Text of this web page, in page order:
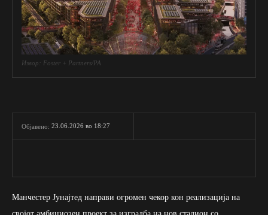
Извор: Foster + Partners/PA
Објавено: 23.06.2026 во 18:27
Манчестер Јунајтед направи огромен чекор кон реализација на